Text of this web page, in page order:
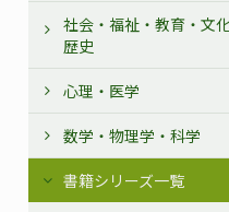
社会・福祉・教育・文
歴史
心理・医学
数学・物理学・科学
書籍シリーズ一覧